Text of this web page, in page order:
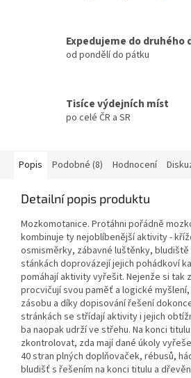
Expedujeme do druhého
od pondělí do pátku
Tisíce výdejních míst
po celé ČR a SR
Popis Podobné (8) Hodnocení
Detailní popis produktu
Mozkomotanice. Protáhni pořádně
kombinuje ty nejoblíbenější aktivity -
osmisměrky, zábavné luštěnky, bludiště
stánkách doprovázejí jejich pohádkoví
pomáhají aktivity vyřešit. Nejenže si tak
procvičují svou paměť a logické
zásobu a díky dopisování řešení
stránkách se střídají aktivity i jejich
ba naopak udrží ve střehu. Na konci
zkontrolovat, zda mají dané úkoly
40 stran plných doplňovaček, rébusů,
bludišť s řešením na konci titulu a